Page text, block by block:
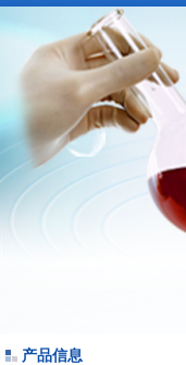
产品信息